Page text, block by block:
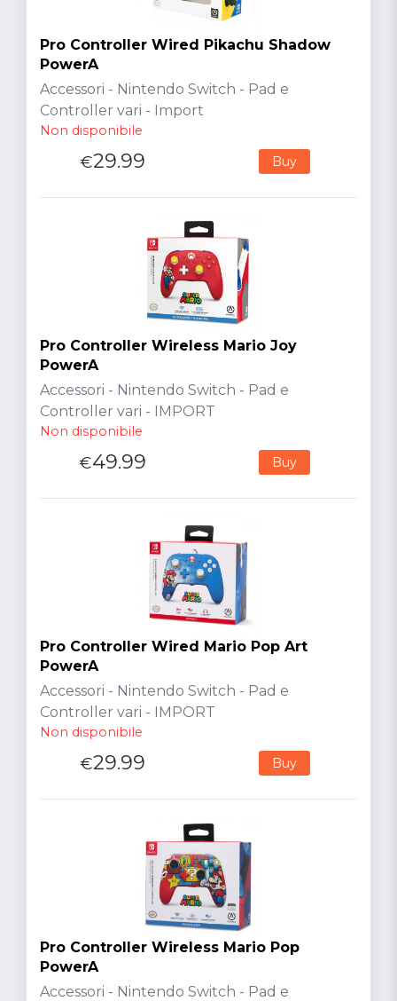
Pro Controller Wired Pikachu Shadow
PowerA
Accessori - Nintendo Switch - Pad e
Controller vari - Import
Non disponibile
€29.99 Buy
Pro Controller Wireless Mario Joy
PowerA
Accessori - Nintendo Switch - Pad e
Controller vari - IMPORT
Non disponibile
€49.99 Buy
Pro Controller Wired Mario Pop Art
PowerA
Accessori - Nintendo Switch - Pad e
Controller vari - IMPORT
Non disponibile
€29.99 Buy
Pro Controller Wireless Mario Pop
PowerA
Accessori - Nintendo Switch - Pad e